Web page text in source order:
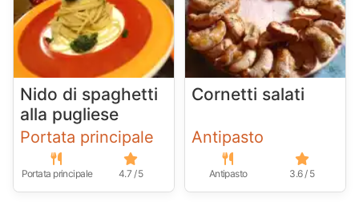
Nido di spaghetti
alla pugliese
Portata principale
Portata principale 4.7 / 5
Cornetti salati
Antipasto
Antipasto 3.6 / 5